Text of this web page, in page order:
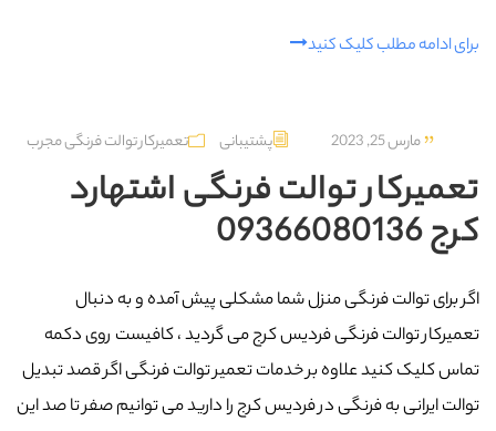
برای ادامه مطلب کلیک کنید
مارس 25, 2023 پشتیبانی تعمیرکار توالت فرنگی مجرب
تعمیرکار توالت فرنگی اشتهارد
کرج 09366080136
اگر برای توالت فرنگی منزل شما مشکلی پیش آمده و به دنبال
تعمیرکار توالت فرنگی فردیس کرج می گردید ، کافیست روی دکمه
تماس کلیک کنید علاوه بر خدمات تعمیر توالت فرنگی اگر قصد تبدیل
توالت ایرانی به فرنگی در فردیس کرج را دارید می توانیم صفر تا صد این